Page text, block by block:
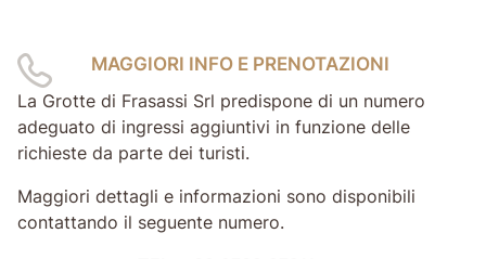
MAGGIORI INFO E PRENOTAZIONI
La Grotte di Frasassi Srl predispone di un numero
adeguato di ingressi aggiuntivi in funzione delle
richieste da parte dei turisti.
Maggiori dettagli e informazioni sono disponibili
contattando il seguente numero.